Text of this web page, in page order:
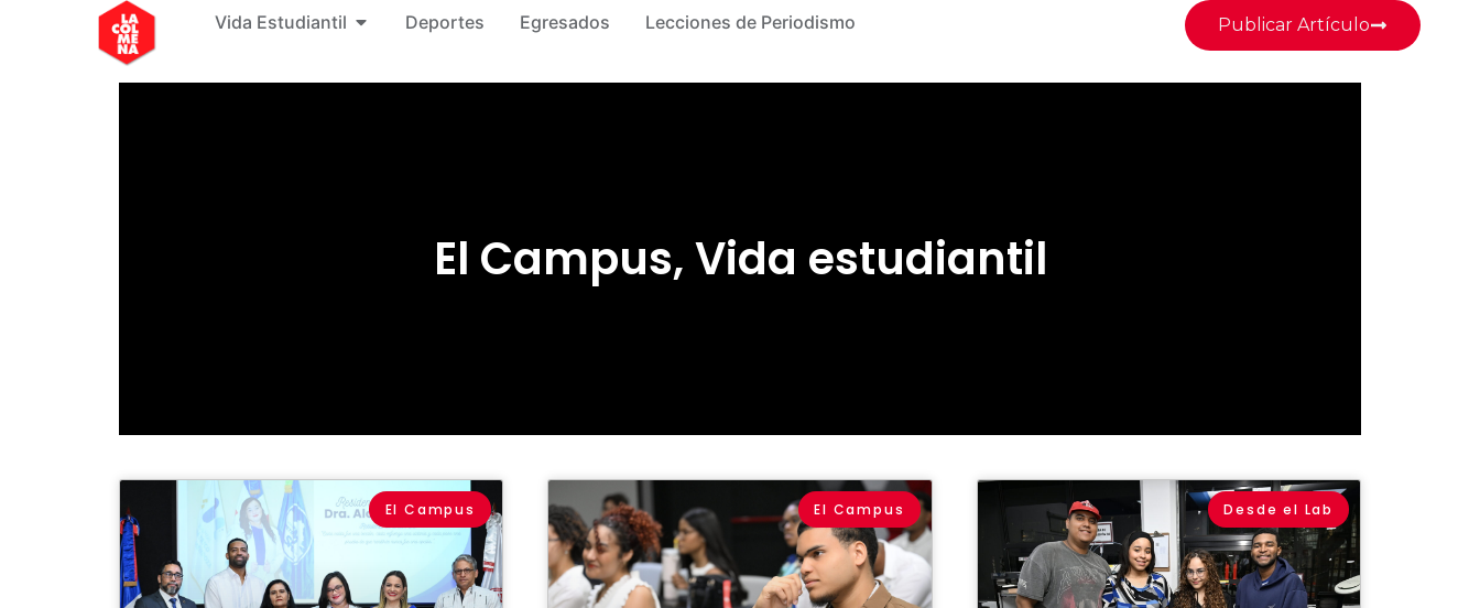
Vida Estudiantil Deportes Egresados Lecciones de Periodismo Publicar Artículo
El Campus,Vida estudiantil
El Campus El Campus Desde el Lab